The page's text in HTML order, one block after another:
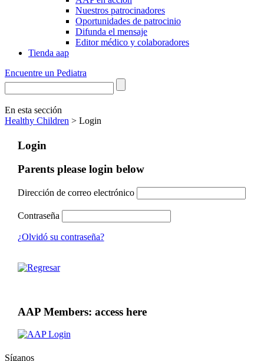
Nuestros patrocinadores
Oportunidades de patrocinio
Difunda el mensaje
Editor médico y colaboradores
Tienda aap
Encuentre un Pediatra
En esta sección
Healthy Children > Login
Login
Parents please login below
Dirección de correo electrónico
Contraseña
¿Olvidó su contraseña?
AAP Members: access here
Síganos